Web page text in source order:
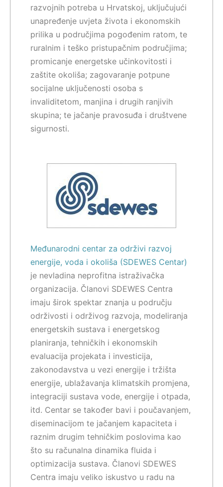
razvojnih potreba u Hrvatskoj, uključujući
unapređenje uvjeta života i ekonomskih
prilika u područjima pogođenim ratom, te
ruralnim i teško pristupačnim područjima;
promicanje energetske učinkovitosti i
zaštite okoliša; zagovaranje potpune
socijalne uključenosti osoba s
invaliditetom, manjina i drugih ranjivih
skupina; te jačanje pravosuđa i društvene
sigurnosti.
Međunarodni centar za održivi razvoj
energije, voda i okoliša (SDEWES Centar)
je nevladina neprofitna istraživačka
organizacija. Članovi SDEWES Centra
imaju širok spektar znanja u području
održivosti i održivog razvoja, modeliranja
energetskih sustava i energetskog
planiranja, tehničkih i ekonomskih
evaluacija projekata i investicija,
zakonodavstva u vezi energije i tržišta
energije, ublažavanja klimatskih promjena,
integraciji sustava vode, energije i otpada,
itd. Centar se također bavi i poučavanjem,
diseminacijom te jačanjem kapaciteta i
raznim drugim tehničkim poslovima kao
što su računalna dinamika fluida i
optimizacija sustava. Članovi SDEWES
Centra imaju veliko iskustvo u radu na